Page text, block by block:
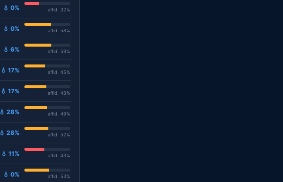
💧 0% affid. 32%
💧 0% affid. 58%
💧 6% affid. 59%
💧 17% affid. 45%
💧 17% affid. 48%
💧 28% affid. 49%
💧 28% affid. 52%
💧 11% affid. 43%
💧 0% affid. 53%